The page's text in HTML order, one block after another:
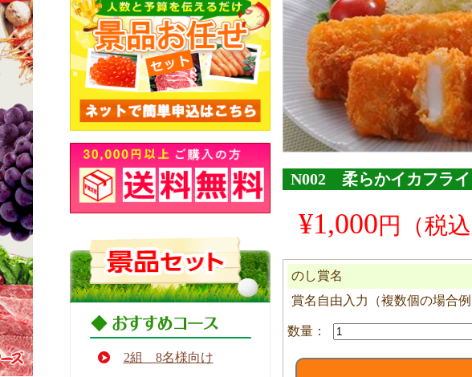
2組 8名様向け
N002 柔らかイカフラ
¥1,000
のし賞名
賞名自由入力（複数個の場合例
柔